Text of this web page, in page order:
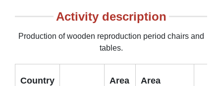
Activity description
Production of wooden reproduction period chairs and
tables.
Country
Area
Area